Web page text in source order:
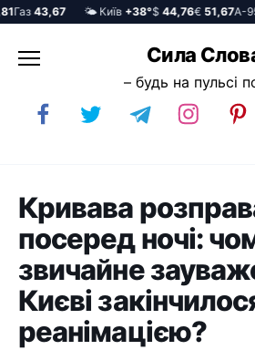
43,67 🌤️ Київ+38°$44,76€51,67А-95
до
Сила
– будь на пульсі
Кривава
посеред ночі:
звичайне
Києві
реанімацією?